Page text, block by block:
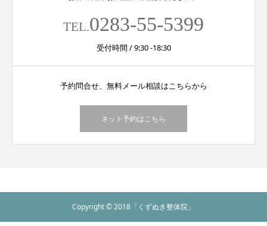
TEL.0283-55-5399
受付時間 / 9:30 -18:30
予約問合せ、無料メール相談はこちらから
ネット予約はこちら
Copyright © 2018「くずぬき整体院」